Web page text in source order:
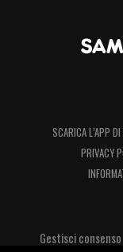
SCARICA L’APP
PRIVACY
Gestisci consenso